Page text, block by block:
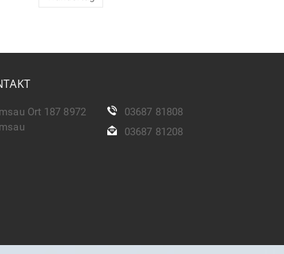
Ort 187 8972
03687 81808
03687 81208